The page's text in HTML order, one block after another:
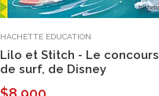
HACHETTE EDUCATION
Lilo et Stitch - Le concours
de surf, de Disney